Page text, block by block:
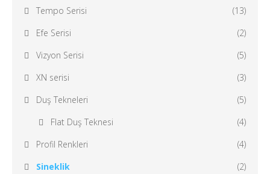
Tempo Serisi
(13)
Efe Serisi
(2)
Vizyon Serisi
(5)
XN serisi
(3)
Duş Tekneleri
(5)
Flat Duş Teknesi
(4)
Profil Renkleri
(4)
Sineklik
(2)